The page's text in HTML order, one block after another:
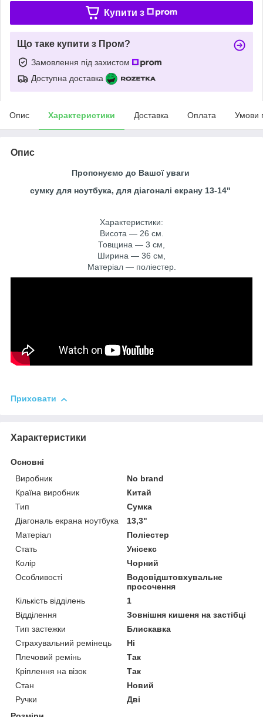
Купити з
Що таке купити з Пром?
Замовлення під захистом
Доступна доставка
Опис Характеристики Доставка Оплата Умови
Опис
Пропонуємо до Вашої уваги
сумку для ноутбука, для діагоналі екрану 13-14"
Характеристики:
Висота — 26 см.
Товщина — 3 см,
Ширина — 36 см,
Матеріал — поліестер.
Приховати
Характеристики
Основні
Виробник
No brand
Країна виробник
Китай
Тип
Сумка
Діагональ екрана ноутбука
13,3"
Матеріал
Поліестер
Стать
Унісекс
Колір
Чорний
Особливості
Водовідштовхувальне
просочення
Кількість відділень
1
Відділення
Зовнішня кишеня на застібці
Тип застежки
Блискавка
Страхувальний ремінець
Ні
Плечовий ремінь
Так
Кріплення на візок
Так
Стан
Новий
Ручки
Дві